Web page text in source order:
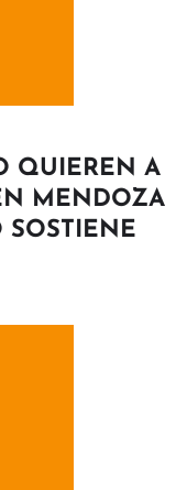
QUIEREN A
MENDOZA
SOSTIENE